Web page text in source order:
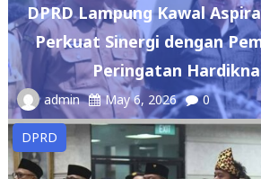
DPRD Lampung Kawal
Perkuat Sinergi dengan
Peringatan
admin May 6, 2026 0
DPRD